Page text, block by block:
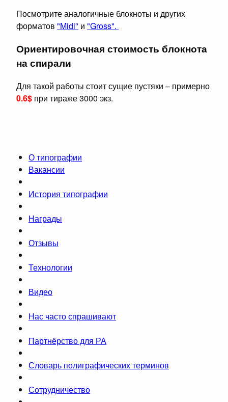
Посмотрите аналогичные блокноты и других
форматов "Midi" и "Gross".
Ориентировочная стоимость блокнота
на спирали
Для такой работы стоит сущие пустяки – примерно
0.6$ при тираже 3000 экз.
О типографии
Вакансии
История типографии
Награды
Отзывы
Технологии
Видео
Нас часто спрашивают
Партнёрство для РА
Словарь полиграфических терминов
Сотрудничество